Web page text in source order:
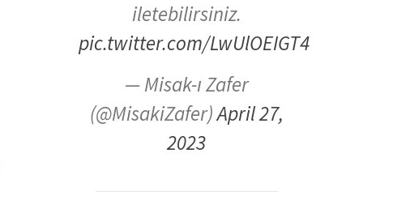
iletebilirsiniz.
pic.twitter.com/LwUlOEIGT4
— Misak-ı Zafer
(@MisakiZafer)April 27,
2023